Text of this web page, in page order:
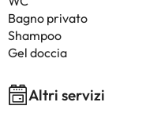
Bagno privato
Shampoo
Gel doccia
Altri servizi